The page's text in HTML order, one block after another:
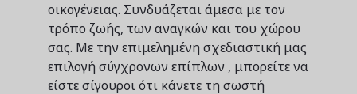
οικογένειας. Συνδυάζεται άμεσα με τον
τρόπο ζωής, των αναγκών και του χώρου
σας. Με την επιμελημένη σχεδιαστική μας
επιλογή σύγχρονων επίπλων , μπορείτε να
είστε σίγουροι ότι κάνετε τη σωστή